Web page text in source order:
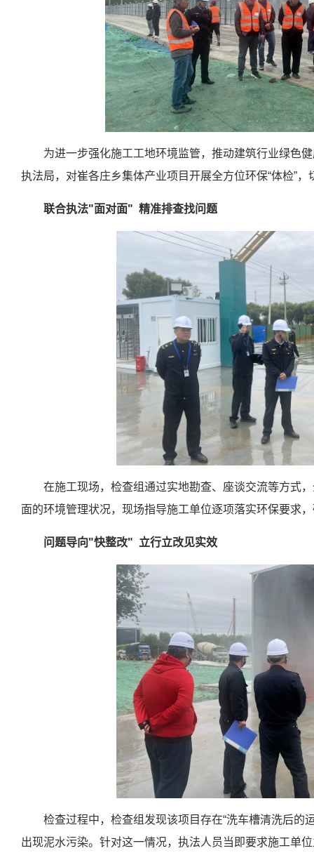
为进一步强化施工工地环境监管，推动建筑行业绿色
执法局，对崔各庄乡集体产业项目开展全方位环保“体检”
联合执法"面对面" 精准排查找问题
在施工现场，检查组通过实地勘查、座谈交流等方式
面的环境管理状况，现场指导施工单位逐项落实环保要求
问题导向"快整改" 立行立改见实效
检查过程中，检查组发现该项目存在“洗车槽清洗后的
出现泥水污染。针对这一情况，执法人员当即要求施工单